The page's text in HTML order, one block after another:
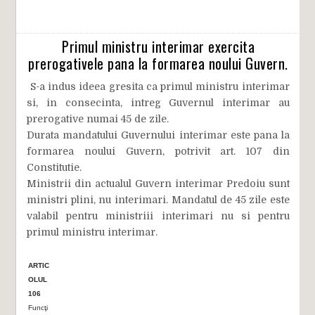
Primul ministru interimar exercita
prerogativele pana la formarea noului Guvern.
S-a indus ideea gresita ca primul ministru interimar
si, in consecinta, intreg Guvernul interimar au
prerogative numai 45 de zile.
Durata mandatului Guvernului interimar este pana la
formarea noului Guvern, potrivit art. 107 din
Constitutie.
Ministrii din actualul Guvern interimar Predoiu sunt
ministri plini, nu interimari. Mandatul de 45 zile este
valabil pentru ministriii interimari nu si pentru
primul ministru interimar.
ARTIC
OLUL
106
Funcţi